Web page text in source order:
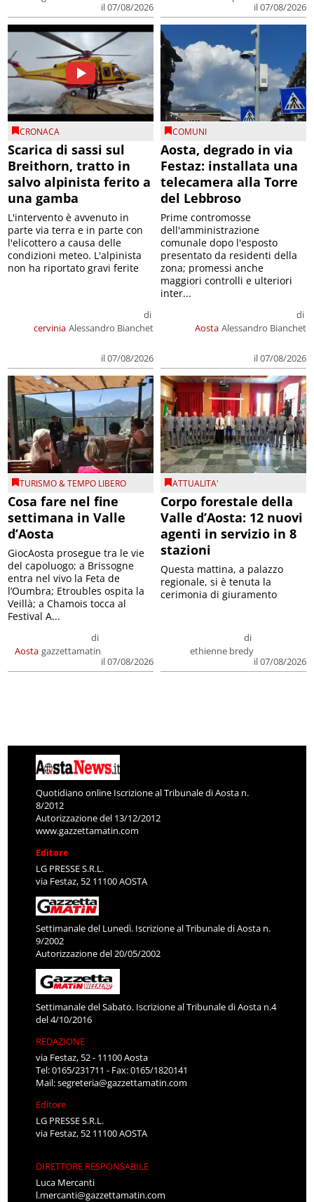
il 07/08/2026
il 07/08/2026
CRONACA
Scarica di sassi sul
Breithorn, tratto in
salvo alpinista ferito a
una gamba
cervinia
di
Alessandro Bianchet
il 07/08/2026
L'intervento è avvenuto in
parte via terra e in parte con
l'elicottero a causa delle
condizioni meteo. L'alpinista
non ha riportato gravi ferite
COMUNI
Aosta, degrado in via
Festaz: installata una
telecamera alla Torre
del Lebbroso
Aosta
di
Alessandro Bianchet
il 07/08/2026
Prime contromosse
dell'amministrazione
comunale dopo l'esposto
presentato da residenti della
zona; promessi anche
maggiori controlli e ulteriori
inter...
TURISMO & TEMPO LIBERO
Cosa fare nel fine
settimana in Valle
d’Aosta
Aosta
di
gazzettamatin
il 07/08/2026
GiocAosta prosegue tra le vie
del capoluogo; a Brissogne
entra nel vivo la Feta de
l’Oumbra; Etroubles ospita la
Veillà; a Chamois tocca al
Festival A...
ATTUALITA'
Corpo forestale della
Valle d’Aosta: 12 nuovi
agenti in servizio in 8
stazioni
di
ethienne bredy
il 07/08/2026
Questa mattina, a palazzo
regionale, si è tenuta la
cerimonia di giuramento
Quotidiano online Iscrizione al Tribunale di Aosta n.
8/2012
Autorizzazione del 13/12/2012
www.gazzettamatin.com
Editore
LG PRESSE S.R.L.
via Festaz, 52 11100 AOSTA
Settimanale del Lunedì. Iscrizione al Tribunale di Aosta n.
9/2002
Autorizzazione del 20/05/2002
Settimanale del Sabato. Iscrizione al Tribunale di Aosta n.4
del 4/10/2016
REDAZIONE
via Festaz, 52 - 11100 Aosta
Tel: 0165/231711 - Fax: 0165/1820141
Mail:segreteria@gazzettamatin.com
Editore
LG PRESSE S.R.L.
via Festaz, 52 11100 AOSTA
DIRETTORE RESPONSABILE
Luca Mercanti
l.mercanti@gazzettamatin.com